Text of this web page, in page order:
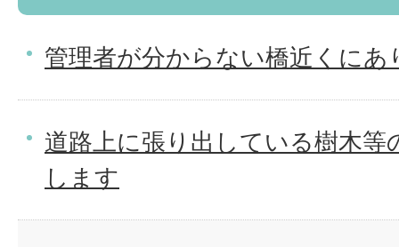
管理者が分からない橋近くにあ
道路上に張り出している樹木等
します